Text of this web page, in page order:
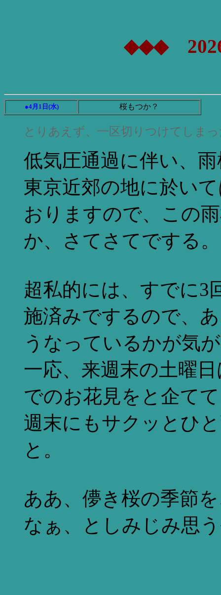
◆◆◆
●4月1日(水) 桜もつか？
とりあえず、一区切りつけてしま
低気圧通過に伴い、
東京近郊の地に於い
おりますので、この
か、さてさてでする。
超私的には、すでに3
施済みでするので、
うなっているかが気
一応、来週末の土曜
でのお花見をと企て
週末にもサクッとひ
と。
ああ、儚き桜の季節
なぁ、としみじみ思